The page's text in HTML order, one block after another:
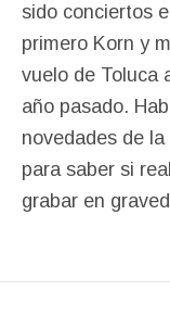
sido conciertos
primero Korn y
vuelo de Toluca
año pasado.
novedades de
para saber si
grabar en